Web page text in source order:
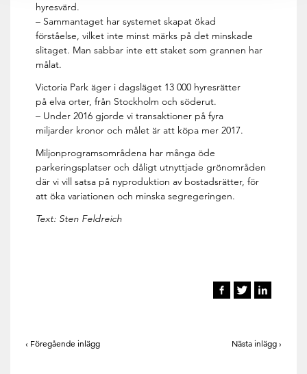
hyresvärd.
– Sammantaget har systemet skapat ökad
förståelse, vilket inte minst märks på det minskade
slitaget. Man sabbar inte ett staket som grannen har
målat.
Victoria Park äger i dagsläget 13 000 hyresrätter
på elva orter, från Stockholm och söderut.
– Under 2016 gjorde vi transaktioner på fyra
miljarder kronor och målet är att köpa mer 2017.
Miljonprogramsområdena har många öde
parkeringsplatser och dåligt utnyttjade grönområden
där vi vill satsa på nyproduktion av bostadsrätter, för
att öka variationen och minska segregeringen.
Text: Sten Feldreich
‹ Föregående inlägg Nästa inlägg ›